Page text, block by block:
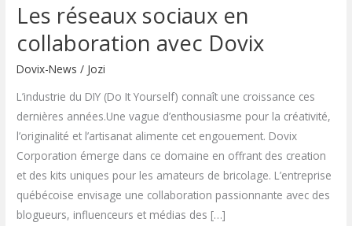
Les réseaux sociaux en
collaboration avec Dovix
Dovix-News / Jozi
L’industrie du DIY (Do It Yourself) connaît une croissance ces
dernières années.Une vague d’enthousiasme pour la créativité,
l’originalité et l’artisanat alimente cet engouement. Dovix
Corporation émerge dans ce domaine en offrant des creation
et des kits uniques pour les amateurs de bricolage. L’entreprise
québécoise envisage une collaboration passionnante avec des
blogueurs, influenceurs et médias des […]
Les
sociaux
en
collaboration
avec
Dovix